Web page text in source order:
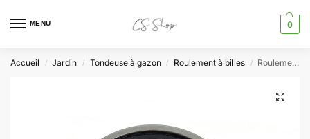
MENU 0
Accueil / Jardin / Tondeuse à gazon / Roulement à billes / Roulement 6205RS à billes